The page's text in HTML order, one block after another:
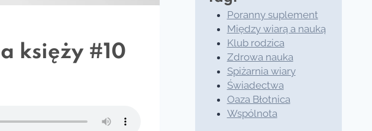
księży #10
Poranny suplement
Między wiarą a nauką
Klub rodzica
Zdrowa nauka
Spiżarnia wiary
Świadectwa
Oaza Błotnica
Wspólnota